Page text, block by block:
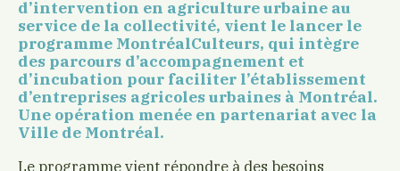
d’intervention en agriculture urbaine au
service de la collectivité, vient le lancer le
programme MontréalCulteurs, qui intègre
des parcours d’accompagnement et
d’incubation pour faciliter l’établissement
d’entreprises agricoles urbaines à Montréal.
Une opération menée en partenariat avec la
Ville de Montréal.
Le programme vient répondre à des besoins